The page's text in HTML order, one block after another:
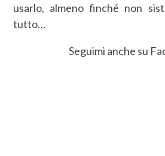
usarlo, almeno finché non
tutto…
Seguimi anche su